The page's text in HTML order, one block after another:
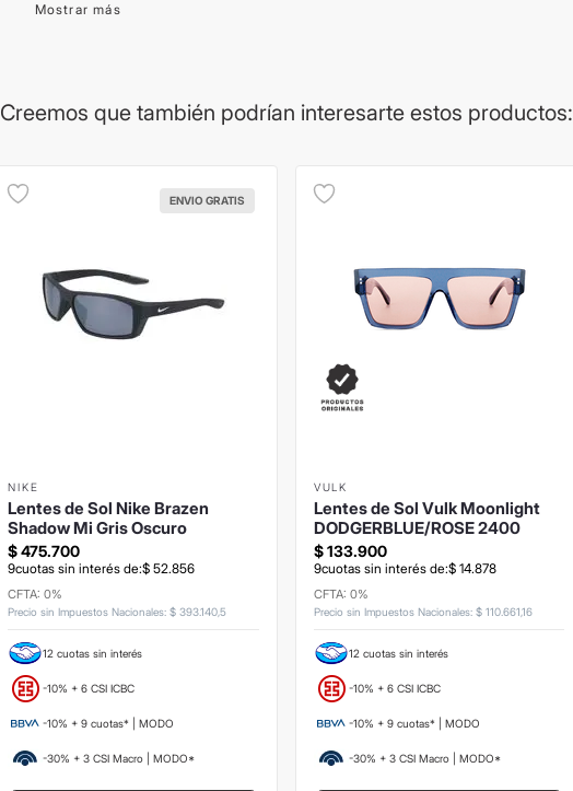
Mostrar más
Creemos que también podrían interesarte estos productos:
ENVIO GRATIS
NIKE
Lentes de Sol Nike Brazen
Shadow Mi Gris Oscuro
$ 475.700
9cuotas sin interés de:$ 52.856
CFTA: 0%
Precio sin Impuestos Nacionales:$ 393.140,5
12 cuotas sin interés
-10% + 6 CSI ICBC
-10% + 9 cuotas* | MODO
-30% + 3 CSI Macro | MODO*
VULK
Lentes de Sol Vulk Moonlight
DODGERBLUE/ROSE 2400
$133.900
9cuotas sin interés de:$ 14.878
CFTA: 0%
Precio sin Impuestos Nacionales: $ 110.66116
12 cuotas sin interés
-10% + 6 CSI ICBC
-10% + 9 cuotas* | MODO
-30% + 3 CSI Macro | MODO*